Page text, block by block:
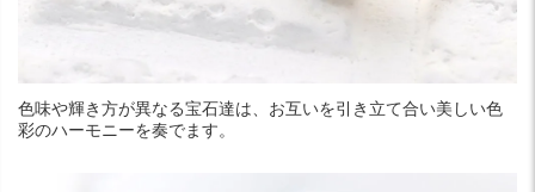
色味や輝き方が異なる宝石達は、お互いを引き立て合い美しい色
彩のハーモニーを奏でます。